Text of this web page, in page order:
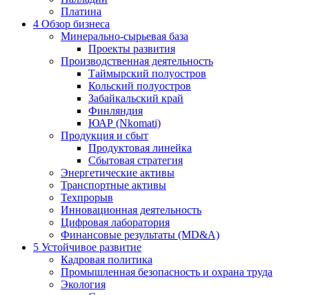
Платина
4 Обзор бизнеса
Минерально-сырьевая база
Проекты развития
Производственная деятельность
Таймырский полуостров
Кольский полуостров
Забайкальский край
Финляндия
ЮАР (Nkomati)
Продукция и сбыт
Продуктовая линейка
Сбытовая стратегия
Энергетические активы
Транспортные активы
Техпрорыв
Инновационная деятельность
Цифровая лаборатория
Финансовые результаты (MD&A)
5 Устойчивое развитие
Кадровая политика
Промышленная безопасность и охрана труда
Экология